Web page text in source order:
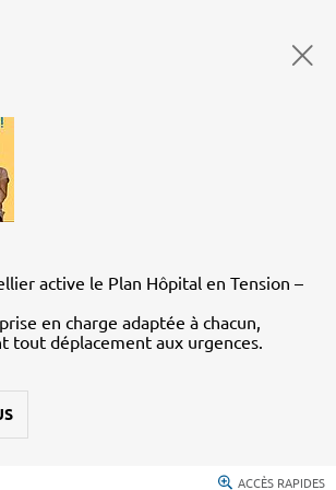
active le Plan Hôpital en Tension –
en charge adaptée à chacun,
tout déplacement aux urgences.
ACCÈS RAPIDES